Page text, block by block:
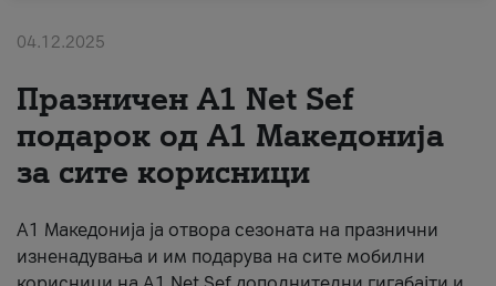
Надополни кредит
За нас
#ПодобарОнлајн
04.12.2025
Празничен A1 Net Sеf
подарок од А1 Македонија
за сите корисници
А1 Македонија ја отвора сезоната на празнични
изненадувања и им подарува на сите мобилни